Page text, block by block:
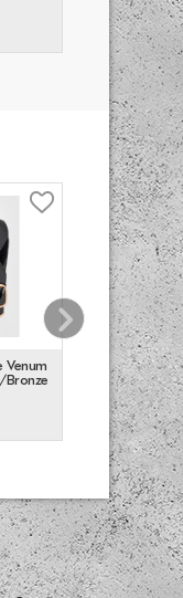
Purple/Pearl
3 850 руб
Venum
Bronze
Шингарды
- Black/White
6 990 руб